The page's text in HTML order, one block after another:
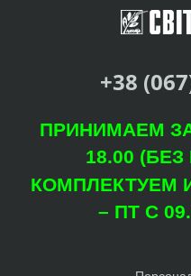
+38
ПРИНИМАЕМ
18.00
КОМПЛЕКТУЕМ
– ПТ С